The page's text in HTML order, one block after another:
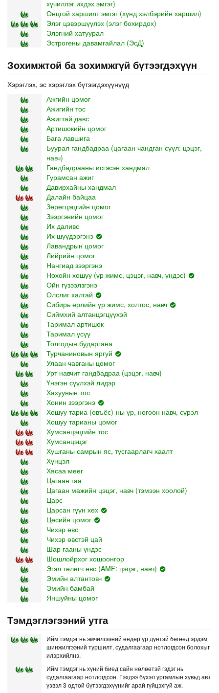
хүчиллэг ихдэх эмгэг)
Онцгой харшилт эмгэг (хүнд хэлбэрийн харшил)
Элэг цэвэршүүлэх (элэг бохирдох)
Элэгний хатуурал
Эстрогены давамгайлал (ЭсД)
Зохимжтой ба зохимжгүй бүтээгдэхүүн
Хэрэглэх, эс хэрэглэх бүтээгдэхүүнүүд
Ажгийн цомог
Ажигийн тос
Ажигтай давс
Артишокийн цомог
Бага лавшига
Буурал гандбадраа (цагаан чандган сүүл: цэцэг,
навч)
Гандбадрааны исгэсэн хандмал
Гурамсан ажиг
Давирхайны хандмал
Далайн байцаа
Зөрөгцэцгийн цомог
Зээргэнийн цомог
Их даливс
Их шүүдэргэнэ
Лавандрын цомог
Лийрийн цомог
Нангиад зээргэнэ
Нохойн хошуу (үр жимс, цэцэг, навч, үндэс)
Ойн гүзээлзгэнэ
Олслиг халгай
Сибирь өрлийн үр жимс, холтос, навч
Сиймхий алтанцэгцүүхэй
Таримал артишок
Таримал үсүү
Толгодын бударгана
Турчаниновын яргуй
Улаан чавганы цомог
Урт навчит гандбадраа (цэцэг, навч)
Үнэгэн сүүлхэй лидэр
Хахуунын тос
Хонин зээргэнэ
Хошуу тариа (овъёс)-ны үр, ногоон навч, сүрэл
Хошуу тарианы цомог
Хумсанцэцгийн тос
Хумсанцэцэг
Хушганы самрын яс, тусгаарлагч хаалт
Хүнцэл
Хясаа мөөг
Цагаан гаа
Цагаан мажийн цэцэг, навч (тэмээн хоолой)
Царс
Царсан гүүн хөх
Цөсийн цомог
Чихэр өвс
Чихэр өвстэй цай
Шар гааны үндэс
Шошлойрхог хошоонгор
Эгэл төлөгч өвс (AMF: цэцэг, навч)
Эмийн алтантовч
Эмийн бамбай
Яншуйны цомог
Тэмдэглэгээний утга
Ийм тэмдэг нь эмчилгээний өндөр үр дүнтэй бөгөөд эрдэм
шинжилгээний туршилт, судалгаагаар нотлогдсон болохыг
илэрхийлнэ.
Ийм тэмдэг нь хүний биед сайн нөлөөтэй гэдэг нь
судалгаагаар нотлогдсон. Гэхдээ бүхэл ургамлын хувьд авч
үзвэл 3 одтой бүтээгдэхүүнийг арай гүйцэхгүй аж.